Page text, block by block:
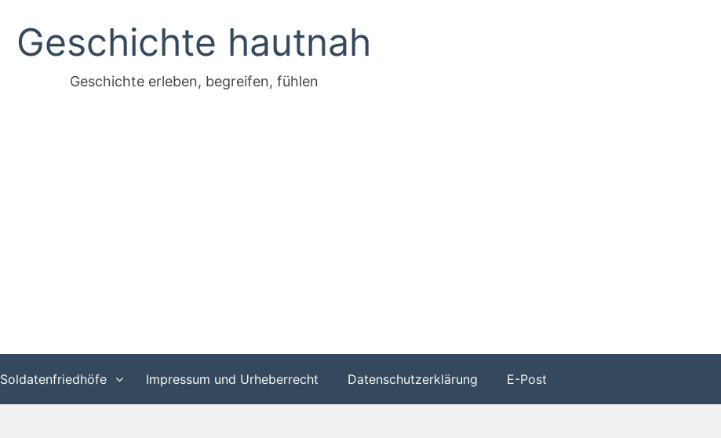
Geschichte hautnah
Geschichte erleben, begreifen, fühlen
Soldatenfriedhöfe Impressum und Urheberrecht Datenschutzerklärung E-Post